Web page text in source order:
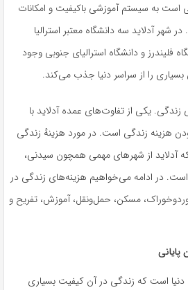
است به سیستم آموزشی باکیفیت و امکانات
شهر آدلاید سه دانشگاه معتبر استرالیا
فلیندرز و دانشگاه استرالیای جنوبی وجود
بسیاری را از سراسر دنیا جذب می‌کند.
یکی از تفاوت‌های عمده آدلاید با
هزینه زندگی است. در مورد هزینهٔ زندگی
آدلاید از شهرهای مهمی همچون سیدنی،
است. در ادامه می‌خواهیم هزینه‌های زندگی در
مسکن، حمل‌ونقل، آموزش، تفریح و
است که زندگی در آن کیفیت بسیاری